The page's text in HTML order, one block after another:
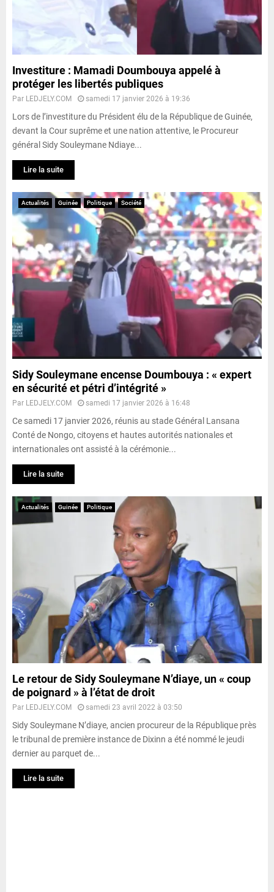
Investiture : Mamadi Doumbouya appelé à
protéger les libertés publiques
Par LEDJELY.COM samedi 17 janvier 2026 à 19:36
Lors de l’investiture du Président élu de la République de Guinée,
devant la Cour suprême et une nation attentive, le Procureur
général Sidy Souleymane Ndiaye...
Lire la suite
Actualités Guinée Politique Société
Sidy Souleymane encense Doumbouya : « expert
en sécurité et pétri d’intégrité »
Par LEDJELY.COM samedi 17 janvier 2026 à 16:48
Ce samedi 17 janvier 2026, réunis au stade Général Lansana
Conté de Nongo, citoyens et hautes autorités nationales et
internationales ont assisté à la cérémonie...
Lire la suite
Actualités Guinée Politique
Le retour de Sidy Souleymane N’diaye, un « coup
de poignard » à l’état de droit
Par LEDJELY.COM samedi 23 avril 2022 à 03:50
Sidy Souleymane N’diaye, ancien procureur de la République près
le tribunal de première instance de Dixinn a été nommé le jeudi
dernier au parquet de...
Lire la suite